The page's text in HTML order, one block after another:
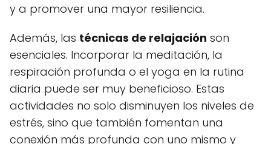
y a promover una mayor resiliencia.
Además, las técnicas de relajación son
esenciales. Incorporar la meditación, la
respiración profunda o el yoga en la rutina
diaria puede ser muy beneficioso. Estas
actividades no solo disminuyen los niveles de
estrés, sino que también fomentan una
conexión más profunda con uno mismo y